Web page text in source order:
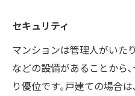
セキュリティ
マンションは管理人がいた
などの設備があることから
り優位です｡戸建ての場合